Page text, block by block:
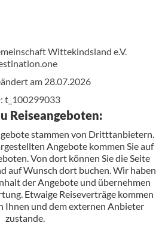
Wittekindsland e.V.
am 28.07.2026
t_100299033
Reiseangeboten:
stammen von Dritttanbietern.
Angebote kommen Sie auf
Von dort können Sie die Seite
auf Wunsch dort buchen. Wir haben
der Angebote und übernehmen
Etwaige Reiseverträge kommen
Ihnen und dem externen Anbieter
zustande.